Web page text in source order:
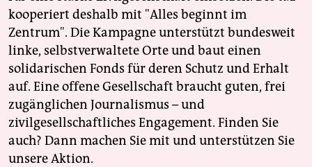
kooperiert deshalb mit "Alles beginnt im
Zentrum". Die Kampagne unterstützt bundesweit
linke, selbstverwaltete Orte und baut einen
solidarischen Fonds für deren Schutz und Erhalt
auf. Eine offene Gesellschaft braucht guten, frei
zugänglichen Journalismus – und
zivilgesellschaftliches Engagement. Finden Sie
auch? Dann machen Sie mit und unterstützen Sie
unsere Aktion.